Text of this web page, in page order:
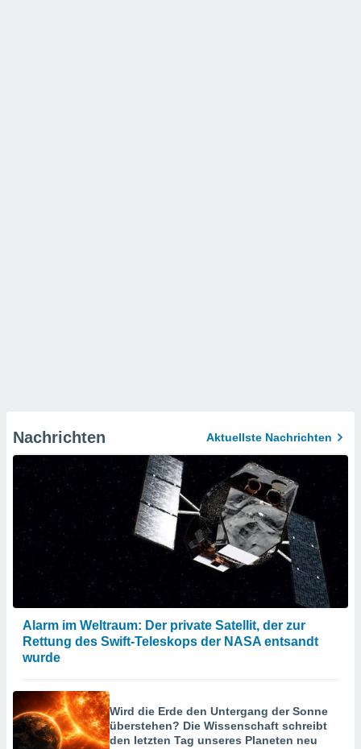
Nachrichten Aktuellste Nachrichten
Alarm im Weltraum: Der private Satellit, der zur
Rettung des Swift-Teleskops der NASA entsandt
wurde
Wird die Erde den Untergang der Sonne
überstehen? Die Wissenschaft schreibt
den letzten Tag unseres Planeten neu